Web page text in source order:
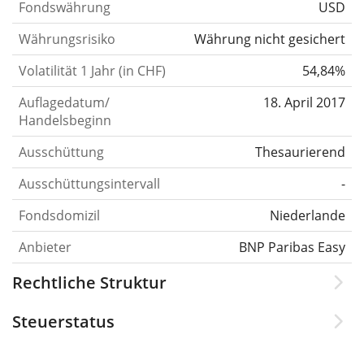
Fondswährung
USD
Währungsrisiko
Währung nicht gesichert
Volatilität 1 Jahr (in CHF)
54,84%
Auflagedatum/
Handelsbeginn
18. April 2017
Ausschüttung
Thesaurierend
Ausschüttungsintervall
-
Fondsdomizil
Niederlande
Anbieter
BNP Paribas Easy
Rechtliche Struktur
Steuerstatus